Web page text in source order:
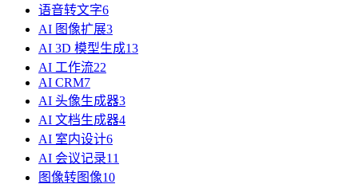
语音转文字6
AI 图像扩展3
AI 3D 模型生成13
AI 工作流22
AI CRM7
AI 头像生成器3
AI 文档生成器4
AI 室内设计6
AI 会议记录11
图像转图像10